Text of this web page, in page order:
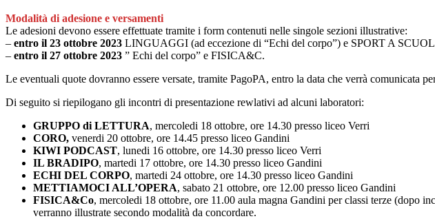
Modalità di adesione e versamenti
Le adesioni devono essere effettuate tramite i form contenuti nelle singole sezioni illustrative:
– entro il 23 ottobre 2023 LINGUAGGI (ad eccezione di “Echi del corpo”) e SPORT A
– entro il 27 ottobre 2023 ” Echi del corpo” e FISICA&C.
Le eventuali quote dovranno essere versate, tramite PagoPA, entro la data che verrà comunicata
Di seguito si riepilogano gli incontri di presentazione rewlativi ad alcuni laboratori:
GRUPPO di LETTURA, mercoledi 18 ottobre, ore 14.30 presso liceo Verri
CORO, venerdi 20 ottobre, ore 14.45 presso liceo Gandini
KIWI PODCAST, lunedi 16 ottobre, ore 14.30 presso liceo Verri
IL BRADIPO, martedi 17 ottobre, ore 14.30 presso liceo Gandini
ECHI DEL CORPO, martedi 24 ottobre, ore 14.30 presso liceo Gandini
METTIAMOCI ALL’OPERA, sabato 21 ottobre, ore 12.00 presso liceo Gandini
FISICA&Co, mercoledi 18 ottobre, ore 11.00 aula magna Gandini per classi terze (dopo
verranno illustrate secondo modalità da concordare.